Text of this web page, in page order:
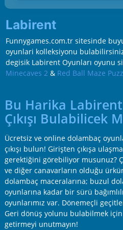
Labirent
Funnygames.com.tr sitesinde
oyunlari kolleksiyonu
degisik Labirent Oyunları oyunu
Minecaves 2 & Red Ball Maze
Bu Harika
Çıkışı Bulabilicek
Ücretsiz ve online dolambaç
çıkışı bulun! Girişten çıkışa
gerektiğini görebiliyor musunuz?
ve diğer canavarların olduğu
dolambaç maceralarına; buzul
oyunlarına kadar bir sürü
oyunlarımız var. Dönemeçli
Geri dönüş yolunu bulabilmek için
getirmeyi unutmayın!